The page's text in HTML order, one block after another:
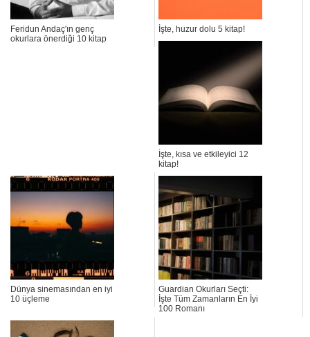
Feridun Andaç'ın genç
okurlara önerdiği 10 kitap
İşte, huzur dolu 5 kitap!
İşte, kısa ve etkileyici 12
kitap!
Dünya sinemasından en iyi
10 üçleme
Guardian Okurları Seçti:
İşte Tüm Zamanların En İyi
100 Romanı